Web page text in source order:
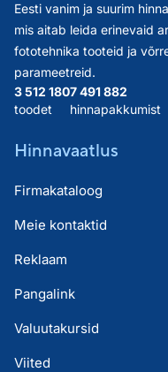
Eesti vanim ja suurim
mis aitab leida erinevaid
fototehnika tooteid ja
parameetreid.
3 512 180
toodet
7 491 882
hinnapakkumist
Hinnavaatlus
Firmakataloog
Meie kontaktid
Reklaam
Pangalink
Valuutakursid
Viited